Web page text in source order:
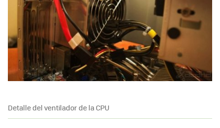
Detalle del ventilador de la CPU